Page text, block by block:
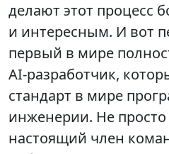
делают этот процесс
и интересным. И вот
первый в мире
AI-разработчик,
стандарт в мире
инженерии. Не просто
настоящий член